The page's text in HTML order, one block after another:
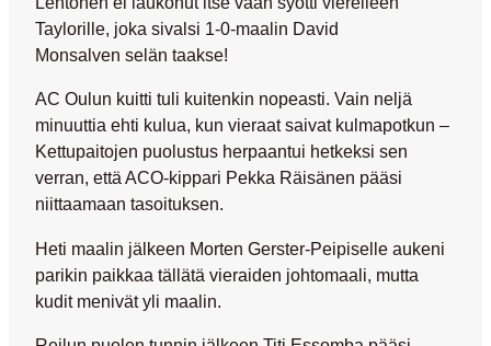
Taylorille, joka sivalsi 1-0-maalin David
Monsalven selän taakse!
AC Oulun kuitti tuli kuitenkin nopeasti. Vain neljä
minuuttia ehti kulua, kun vieraat saivat kulmapotkun –
Kettupaitojen puolustus herpaantui hetkeksi sen
verran, että ACO-kippari Pekka Räisänen pääsi
niittaamaan tasoituksen.
Heti maalin jälkeen Morten Gerster-Peipiselle aukeni
parikin paikkaa tällätä vieraiden johtomaali, mutta
kudit menivät yli maalin.